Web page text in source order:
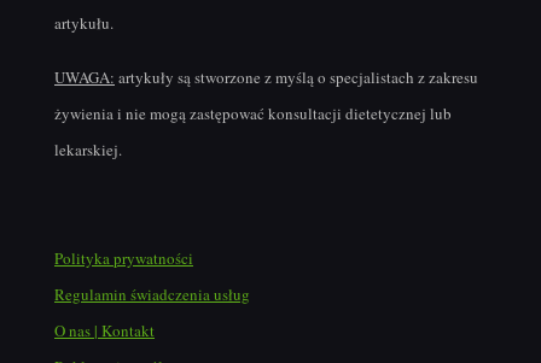
artykułu.
UWAGA: artykuły są stworzone z myślą o specjalistach z zakresu
żywienia i nie mogą zastępować konsultacji dietetycznej lub
lekarskiej.
Polityka prywatności
Regulamin świadczenia usług
O nas | Kontakt